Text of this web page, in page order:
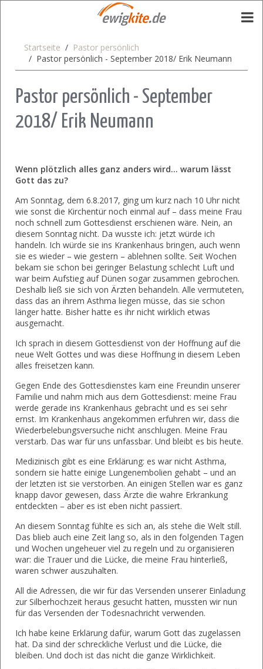
Startseite
Pastor persönlich
Pastor persönlich - September 2018/ Erik Neumann
Pastor persönlich - September
2018/ Erik Neumann
Wenn plötzlich alles ganz anders wird… warum lässt
Gott das zu?
Am Sonntag, dem 6.8.2017, ging um kurz nach 10 Uhr nicht
wie sonst die Kirchentür noch einmal auf – dass meine Frau
noch schnell zum Gottesdienst erschienen wäre. Nein, an
diesem Sonntag nicht. Da wusste ich: jetzt würde ich
handeln. Ich würde sie ins Krankenhaus bringen, auch wenn
sie es wieder – wie gestern – ablehnen sollte. Seit Wochen
bekam sie schon bei geringer Belastung schlecht Luft und
war beim Aufstieg auf Dünen sogar zusammen gebrochen.
Deshalb ließ sie sich von Ärzten behandeln. Alle vermuteten,
dass das an ihrem Asthma liegen müsse, das sie schon
länger hatte. Bisher hatte es ihr nicht wirklich etwas
ausgemacht.
Ich sprach in diesem Gottesdienst von der Hoffnung auf die
neue Welt Gottes und was diese Hoffnung in diesem Leben
alles freisetzen kann.
Gegen Ende des Gottesdienstes kam eine Freundin unserer
Familie und nahm mich aus dem Gottesdienst: meine Frau
werde gerade ins Krankenhaus gebracht und es sei sehr
ernst. Im Krankenhaus angekommen erfuhren wir, dass die
Wiederbelebungsversuche nicht anschlugen. Meine Frau
verstarb. Das war für uns unfassbar. Und bleibt es bis heute.
Medizinisch gibt es eine Erklärung: es war nicht Asthma,
sondern sie hatte einige Lungenembolien gehabt – und an
der letzten ist sie verstorben. An einigen Stellen war es ganz
knapp davor gewesen, dass Ärzte die wahre Erkrankung
entdeckten – aber es ist eben nicht passiert.
An diesem Sonntag fühlte es sich an, als stehe die Welt still.
Das blieb auch eine Zeit lang so, als in den folgenden Tagen
und Wochen ungeheuer viel zu regeln und zu organisieren
war: die Trauer und die Lücke, die meine Frau hinterließ,
waren schwer auszuhalten.
All die Adressen, die wir für das Versenden unserer Einladung
zur Silberhochzeit heraus gesucht hatten, mussten wir nun
für das Versenden der Todesnachricht verwenden.
Ich habe keine Erklärung dafür, warum Gott das zugelassen
hat. Da sind der schreckliche Verlust und die Lücke, die
bleiben. Und doch ist das nicht die ganze Wirklichkeit.